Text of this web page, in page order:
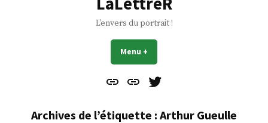
L'envers du portrait !
Menu +
Contact
À
Mes
Archives de l’étiquette : Arthur Gueulle